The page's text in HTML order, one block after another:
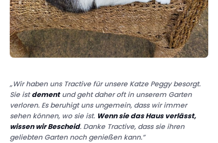
„Wir haben uns Tractive für unsere Katze Peggy besorgt.
Sie istdementund geht daher oft in unserem Garten
verloren. Es beruhigt uns ungemein, dass wir immer
sehen können, wo sie ist. Wenn sie das Haus verlässt,
wissen wir Bescheid. Danke Tractive, dass sie ihren
geliebten Garten noch genießen kann.”